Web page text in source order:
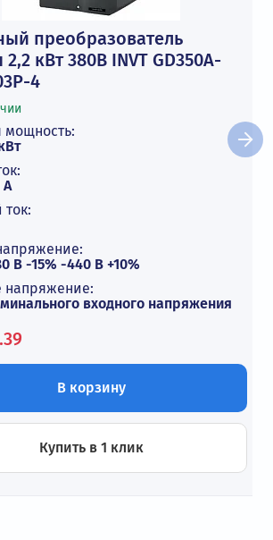
преобразователь
кВт 380В INVT GD350A-
4
мощность:
А
В -15% -440 В +10%
напряжение:
входного напряжения
В корзину
Купить в 1 клик